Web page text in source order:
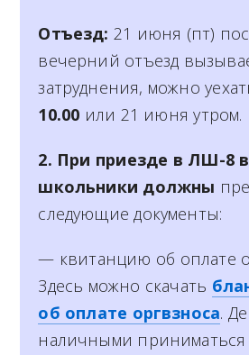
Отъезд: 21 июня (пт)
вечерний отъезд
затруднения, можно
10.00 или 21 июня утром.
2. При приезде в ЛШ-8
школьники должны
следующие документы:
— квитанцию об оплате
Здесь можно скачать
об оплате оргвзноса.
наличными приниматься